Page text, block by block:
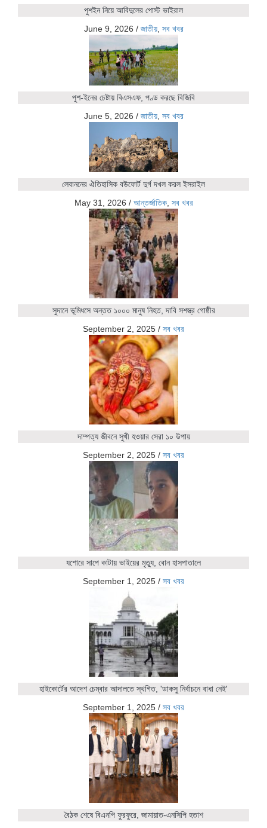
পুশইন নিয়ে আবিদুলের পোস্ট ভাইরাল
June 9, 2026 / জাতীয়, সব খবর
পুশ-ইনের চেষ্টায় বিএসএফ, পণ্ড করছে বিজিবি
June 5, 2026 / জাতীয়, সব খবর
লেবাননের ঐতিহাসিক বউফোর্ট দুর্গ দখল করল ইসরাইল
May 31, 2026 / আন্তর্জাতিক, সব খবর
সুদানে ভূমিধসে অন্তত ১০০০ মানুষ নিহত, দাবি সশস্ত্র গোষ্ঠীর
September 2, 2025 / সব খবর
দাম্পত্য জীবনে সুখী হওয়ার সেরা ১০ উপায়
September 2, 2025 / সব খবর
যশোরে সাপে কাটায় ভাইয়ের মৃত্যু, বোন হাসপাতালে
September 1, 2025 / সব খবর
হাইকোর্টের আদেশ চেম্বার আদালতে স্থগিত, 'ডাকসু নির্বাচনে বাধা নেই'
September 1, 2025 / সব খবর
বৈঠক শেষে বিএনপি ফুরফুরে, জামায়াত-এনসিপি হতাশ